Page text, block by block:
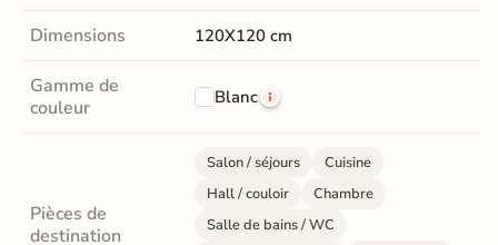
Dimensions 120X120 cm
Gamme de
couleur
Blanc
Pièces de
destination
Salon / séjours
Cuisine
Hall / couloir
Chambre
Salle de bains / WC